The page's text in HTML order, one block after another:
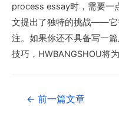
process essay时，需要一
文提出了独特的挑战——它
注。如果你还不具备写一
技巧，HWBANGSHOU将
← 前一篇文章